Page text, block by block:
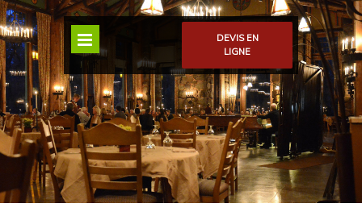
DEVIS EN
LIGNE